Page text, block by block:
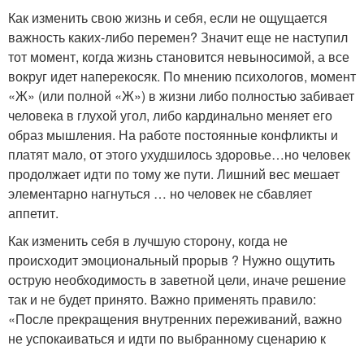
Как изменить свою жизнь и себя, если не ощущается
важность каких-либо перемен? Значит еще не наступил
тот момент, когда жизнь становится невыносимой, а все
вокруг идет наперекосяк. По мнению психологов, момент
«Ж» (или полной «Ж») в жизни либо полностью забивает
человека в глухой угол, либо кардинально меняет его
образ мышления. На работе постоянные конфликты и
платят мало, от этого ухудшилось здоровье…но человек
продолжает идти по тому же пути. Лишний вес мешает
элементарно нагнуться … но человек не сбавляет
аппетит.
Как изменить себя в лучшую сторону, когда не
происходит эмоциональный прорыв ? Нужно ощутить
острую необходимость в заветной цели, иначе решение
так и не будет принято. Важно применять правило:
«После прекращения внутренних переживаний, важно
не успокаиваться и идти по выбранному сценарию к